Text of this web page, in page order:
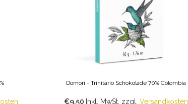
Domori - Trinitario Schokolade 70% Colombia
€9,50 Inkl. MwSt. zzgl. Versandkosten